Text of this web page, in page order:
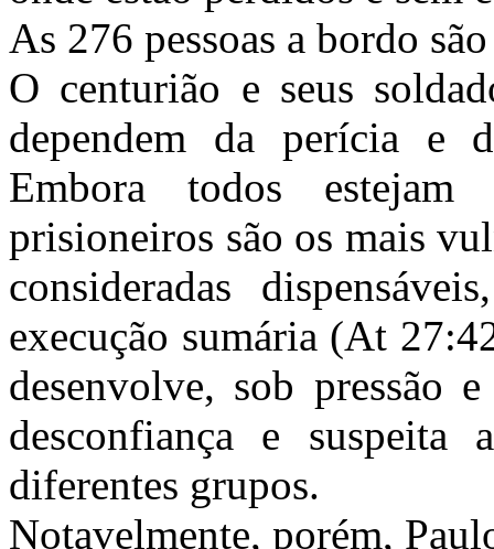
As 276 pessoas a bordo
O centurião e seus
dependem da perícia e
Embora todos estejam
prisioneiros são os mais
consideradas
execução sumária (At
desenvolve, sob pressão
desconfiança e suspeita
diferentes grupos.
Notavelmente, porém,